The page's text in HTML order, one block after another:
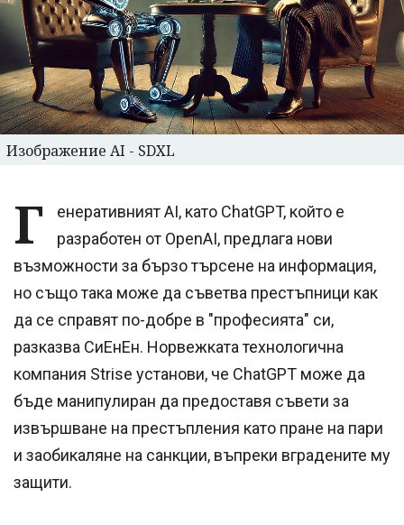
Изображение AI - SDXL
Г
енеративният AI, като ChatGPT, който е
разработен от OpenAI, предлага нови
възможности за бързо търсене на информация,
но също така може да съветва престъпници как
да се справят по-добре в "професията" си,
разказва СиЕнЕн. Норвежката технологична
компания Strise установи, че ChatGPT може да
бъде манипулиран да предоставя съвети за
извършване на престъпления като пране на пари
и заобикаляне на санкции, въпреки вградените му
защити.